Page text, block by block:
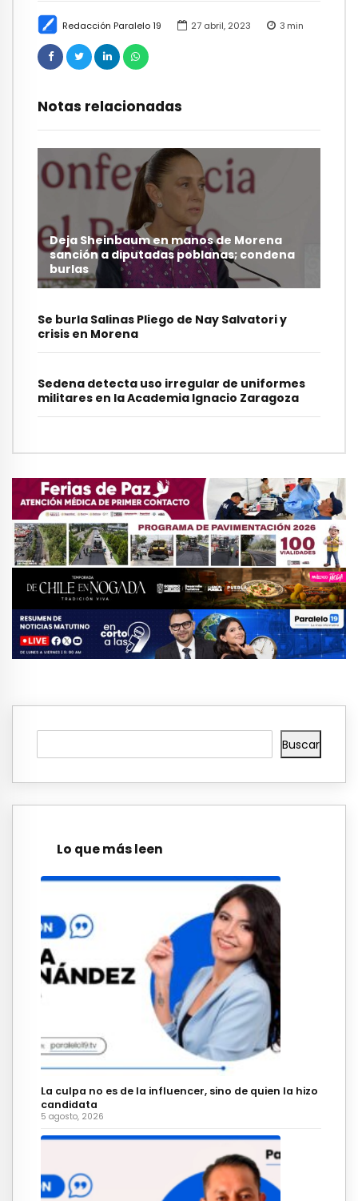
Redacción Paralelo 19 27 abril, 2023 3 min
Notas relacionadas
Deja Sheinbaum en manos de Morena
sanción a diputadas poblanas; condena
burlas
Se burla Salinas Pliego de Nay Salvatori y
crisis en Morena
Sedena detecta uso irregular de uniformes
militares en la Academia Ignacio Zaragoza
Buscar
Lo que más leen
La culpa no es de la influencer, sino de quien la hizo
candidata
5 agosto, 2026